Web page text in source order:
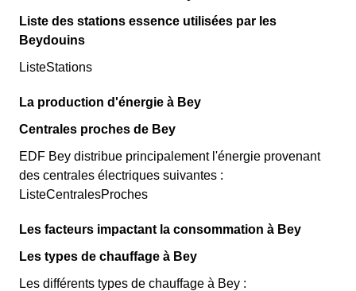
Liste des stations essence utilisées par les
Beydouins
ListeStations
La production d'énergie à Bey
Centrales proches de Bey
EDF Bey distribue principalement l'énergie provenant
des centrales électriques suivantes :
ListeCentralesProches
Les facteurs impactant la consommation à Bey
Les types de chauffage à Bey
Les différents types de chauffage à Bey :